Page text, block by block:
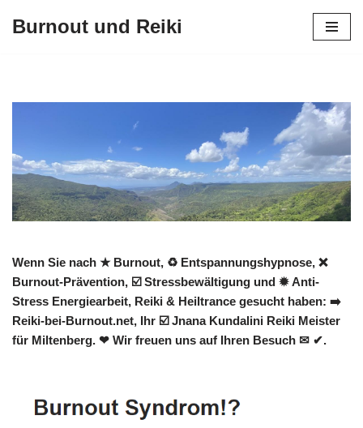
Burnout und Reiki
Wenn Sie nach ★ Burnout, ♻ Entspannungshypnose, ❌
Burnout-Prävention, ☑️ Stressbewältigung und ✹ Anti-
Stress Energiearbeit, Reiki & Heiltrance gesucht haben: ➡️
Reiki-bei-Burnout.net, Ihr ☑️ Jnana Kundalini Reiki Meister
für Miltenberg. ❤ Wir freuen uns auf Ihren Besuch ✉ ✔.